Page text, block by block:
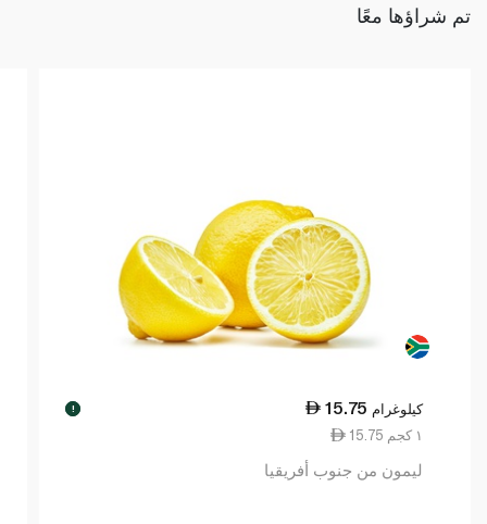
تم شراؤها معًا
15.75 كيلوغرام !
15.75 ١ كجم
ليمون من جنوب أفريقيا